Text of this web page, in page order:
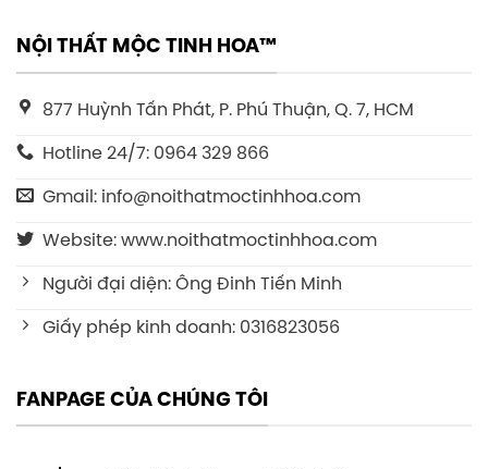
NỘI THẤT MỘC TINH HOA™
877 Huỳnh Tấn Phát, P. Phú Thuận, Q. 7, HCM
Hotline 24/7: 0964 329 866
Gmail: info@noithatmoctinhhoa.com
Website: www.noithatmoctinhhoa.com
Người đại diện: Ông Đinh Tiến Minh
Giấy phép kinh doanh: 0316823056
FANPAGE CỦA CHÚNG TÔI